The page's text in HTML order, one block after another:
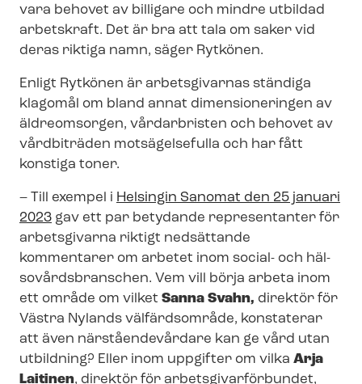
vara behovet av billigare och mindre utbildad
arbetskraft. Det är bra att tala om saker vid
deras riktiga namn, säger Rytkönen.
Enligt Rytkönen är arbetsgivarnas ständiga
klagomål om bland annat dimensioneringen av
äldreomsorgen, vårdarbristen och behovet av
vårdbiträden motsägelsefulla och har fått
konstiga toner.
– Till exempel i Helsingin Sanomat den 25 januari
2023 gav ett par betydande representanter för
arbetsgivarna riktigt nedsättande
kommentarer om arbetet inom social- och häl­
so­vårds­bran­schen. Vem vill börja arbeta inom
ett område om vilket Sanna Svahn, direktör för
Västra Nylands välfärdsområde, konstaterar
att även närståendevårdare kan ge vård utan
utbildning? Eller inom uppgifter om vilka Arja
Laitinen, direktör för ar­bets­gi­var­för­bun­det,